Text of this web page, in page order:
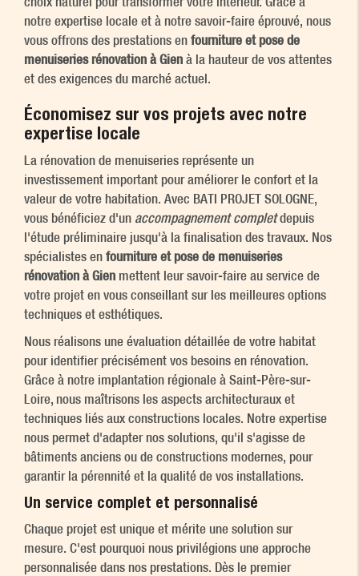
notre expertise locale et à notre savoir-faire éprouvé, nous
vous offrons des prestations en fourniture et pose de
menuiseries rénovation à Gien à la hauteur de vos attentes
et des exigences du marché actuel.
Économisez sur vos projets avec notre
expertise locale
La rénovation de menuiseries représente un
investissement important pour améliorer le confort et la
valeur de votre habitation. Avec BATI PROJET SOLOGNE,
vous bénéficiez d'un accompagnement completdepuis
l'étude préliminaire jusqu'à la finalisation des travaux. Nos
spécialistes en fourniture et pose de menuiseries
rénovation à Gien mettent leur savoir-faire au service de
votre projet en vous conseillant sur les meilleures options
techniques et esthétiques.
Nous réalisons une évaluation détaillée de votre habitat
pour identifier précisément vos besoins en rénovation.
Grâce à notre implantation régionale à Saint-Père-sur-
Loire, nous maîtrisons les aspects architecturaux et
techniques liés aux constructions locales. Notre expertise
nous permet d'adapter nos solutions, qu'il s'agisse de
bâtiments anciens ou de constructions modernes, pour
garantir la pérennité et la qualité de vos installations.
Un service complet et personnalisé
Chaque projet est unique et mérite une solution sur
mesure. C'est pourquoi nous privilégions une approche
personnalisée dans nos prestations. Dès le premier